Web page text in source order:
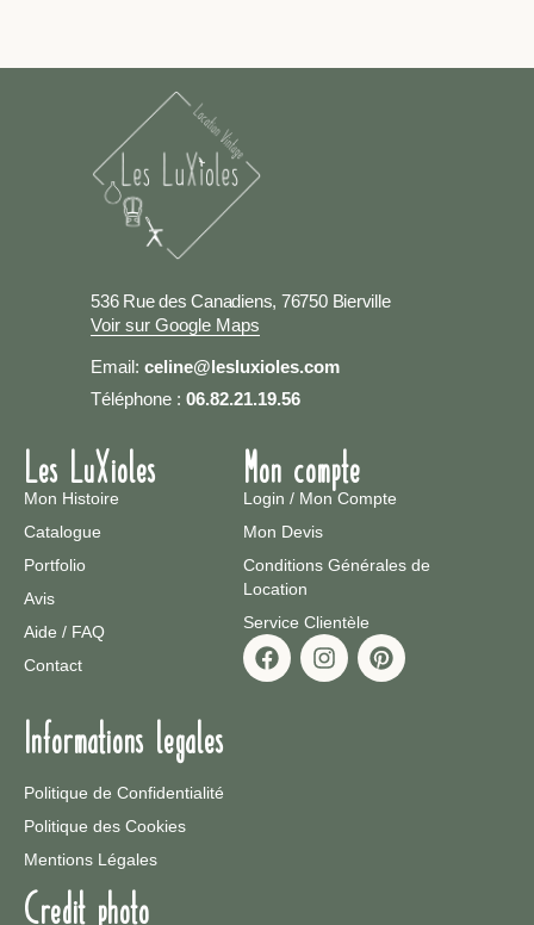
536 Rue des Canadiens, 76750 Bierville
Voir sur Google Maps
Email: celine@lesluxioles.com
Téléphone : 06.82.21.19.56
Les LuXioles
Mon Histoire
Catalogue
Portfolio
Avis
Aide / FAQ
Contact
Mon compte
Login / Mon Compte
Mon Devis
Conditions Générales de
Location
Service Clientèle
Informations legales
Politique de Confidentialité
Politique des Cookies
Mentions Légales
Credit photo